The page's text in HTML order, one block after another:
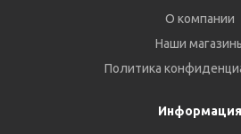
О компании
Наши
Политика
Информация